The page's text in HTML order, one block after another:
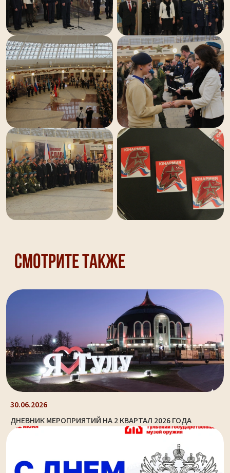
Смотрите также
30.06.2026
ДНЕВНИК МЕРОПРИЯТИЙ НА 2 КВАРТАЛ 2026 ГОДА